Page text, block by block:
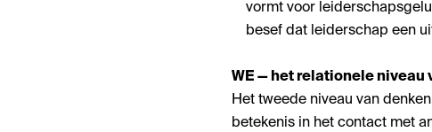
vormt voor
besef dat leiderschap een
WE — het relationele niveau
Het tweede niveau van
betekenis in het contact met